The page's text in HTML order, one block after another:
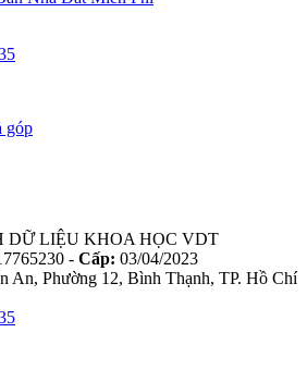
góp
DỮ LIỆU KHOA HỌC VDT
- Cấp: 03/04/2023
An, Phường 12, Bình Thạnh, TP. Hồ Chí